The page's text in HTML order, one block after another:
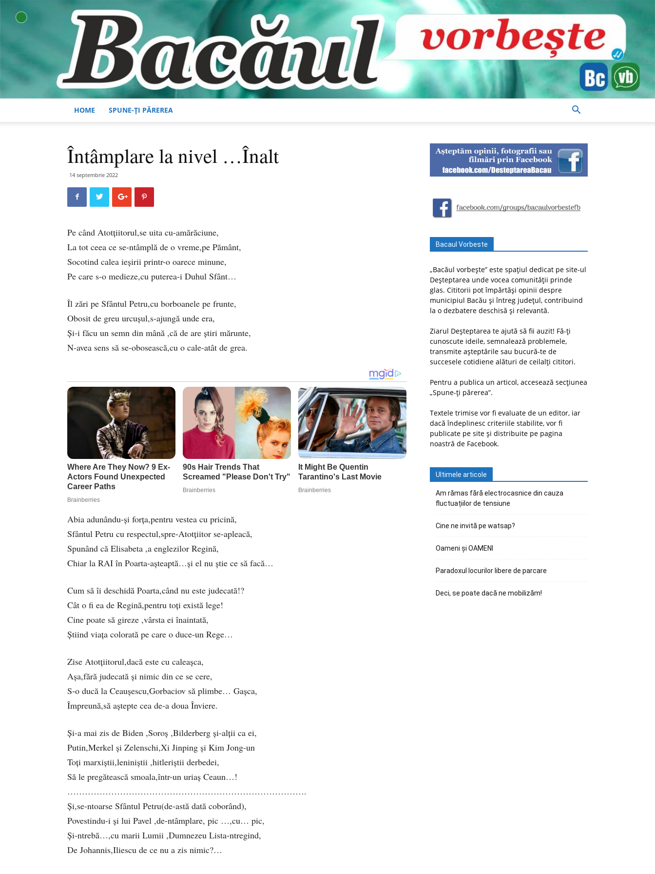
HOME SPUNE-ȚI PĂREREA
Întâmplare la nivel …Înalt
14 septembrie 2022
Pe când Atotțiitorul,se uita cu-amărăciune,
La tot ceea ce se-ntâmplă de o vreme,pe Pământ,
Socotind calea ieșirii printr-o oarece minune,
Pe care s-o medieze,cu puterea-i Duhul Sfânt…
Îl zări pe Sfântul Petru,cu borboanele pe frunte,
Obosit de greu urcușul,s-ajungă unde era,
Și-i făcu un semn din mână ,că de are știri mărunte,
N-avea sens să se-obosească,cu o cale-atât de grea.
Abia adunându-și forța,pentru vestea cu pricină,
Sfântul Petru cu respectul,spre-Atotțiitor se-apleacă,
Spunând că Elisabeta ,a englezilor Regină,
Chiar la RAI în Poarta-așteaptă…și el nu știe ce să facă…
Cum să îi deschidă Poarta,când nu este judecată!?
Cât o fi ea de Regină,pentru toți există lege!
Cine poate să gireze ,vârsta ei înaintată,
Știind viața colorată pe care o duce-un Rege…
Zise Atotțiitorul,dacă este cu caleașca,
Așa,fără judecată și nimic din ce se cere,
S-o ducă la Ceaușescu,Gorbaciov să plimbe… Gașca,
Împreună,să aștepte cea de-a doua Înviere.
Și-a mai zis de Biden ,Soroș ,Bilderberg și-alții ca ei,
Putin,Merkel și Zelenschi,Xi Jinping și Kim Jong-un
Toți marxiștii,leniniștii ,hitleriștii derbedei,
Să le pregătească smoala,într-un uriaș Ceaun…!
……………………………………………………………………….
Și,se-ntoarse Sfântul Petru(de-astă dată coborând),
Povestindu-i și lui Pavel ,de-ntâmplare, pic …,cu… pic,
Și-ntrebă…,cu marii Lumii ,Dumnezeu Lista-ntregind,
De Johannis,Iliescu de ce nu a zis nimic?…
Bacaul Vorbeste
„Bacăul vorbește” este spațiul dedicat pe site-ul
Deșteptarea unde vocea comunității prinde
glas. Cititorii pot împărtăși opinii despre
municipiul Bacău și întreg județul, contribuind
la o dezbatere deschisă și relevantă.
Ziarul Deșteptarea te ajută să fii auzit! Fă-ți
cunoscute ideile, semnalează problemele,
transmite așteptările sau bucură-te de
succesele cotidiene alături de ceilalți cititori.
Pentru a publica un articol, accesează secțiunea
„Spune-ți părerea”.
Textele trimise vor fi evaluate de un editor, iar
dacă îndeplinesc criteriile stabilite, vor fi
publicate pe site și distribuite pe pagina
noastră de Facebook.
Ultimele articole
Am rămas fără electrocasnice din cauza
fluctuațiilor de tensiune
Cine ne invită pe watsap?
Oameni și OAMENI
Paradoxul locurilor libere de parcare
Deci, se poate dacă ne mobilizăm!